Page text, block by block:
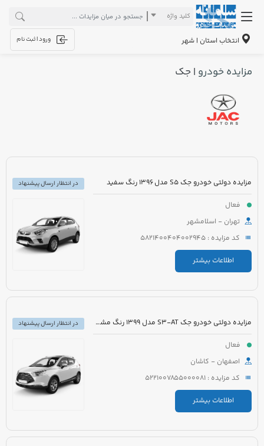
کلید واژه
انتخاب استان | شهر ورود | ثبت نام
مزایده خودرو | جک
مزایده دولتی خودرو جک S5 مدل 1396 رنگ سفید
فعال
تهران - اسلامشهر
کد مزایده : 5821400404002945
اطلاعات بیشتر
در انتظار ارسال پیشنهاد
مزایده دولتی خودرو جک S3-AT مدل 1399 رنگ مشکی
فعال
اصفهان - کاشان
کد مزایده : 5221007855000081
اطلاعات بیشتر
در انتظار ارسال پیشنهاد